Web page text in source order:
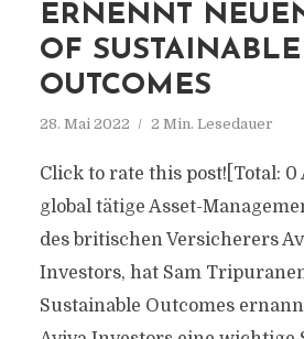
ERNENNT
OF SUSTAINABLE
OUTCOMES
28. Mai 2022 2 Min. Lesedauer
Click to rate this post![Total: 0
global tätige Asset-
des britischen Versicherers
Investors, hat Sam
Sustainable Outcomes